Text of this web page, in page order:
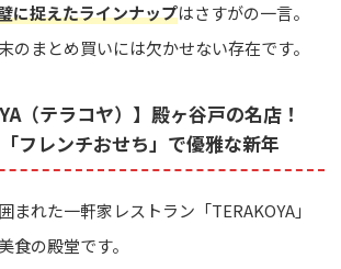
に捉えたラインナップはさすがの一言。
のまとめ買いには欠かせない存在です。
（テラコヤ）】殿ヶ谷戸の名店！
フレンチおせち」で優雅な新年
まれた一軒家レストラン「TERAKOYA」
食の殿堂です。